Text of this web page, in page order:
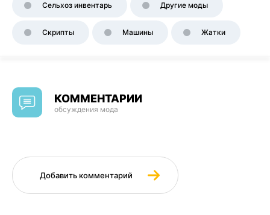
Сельхоз инвентарь Другие моды
Скрипты Машины Жатки
КОММЕНТАРИИ
обсуждения мода
Добавить комментарий